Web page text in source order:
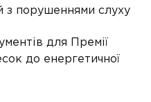
з порушеннями слуху
для Премії
до енергетичної